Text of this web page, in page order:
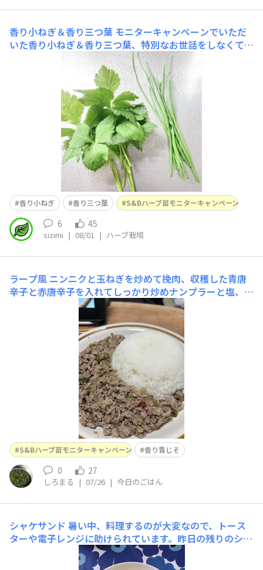
香り小ねぎ＆香り三つ葉 モニターキャンペーンでいただ
いた香り小ねぎ＆香り三つ葉、特別なお世話をしなくても
元気に伸びてくれました！✨ハサミでチョキチョキと収穫
し、小ネギは料理の彩りにパラっとちらして日々のメニュ
ーで大活躍！簡単メニューでも緑が少し乗るだけで見栄え
が良くなり助かります。三つ葉はおひたしにしていただき
ました。しっ
香り小ねぎ 香り三つ葉 S&Bハーブ苗モニターキャンペーン
6 45
sizimi | 08/01 | ハーブ栽培
ラープ風 ニンニクと玉ねぎを炒めて挽肉、収穫した青唐
辛子と赤唐辛子を入れてしっかり炒めナンプラーと塩、ブ
ラックペッパーで味を整えレモン汁をいい感じに大葉を最
後に混ぜて完成バジルがなかったので代わりに大葉で香り
要素をライムも収穫にはまだ小さかったので冷凍していた
レモン汁を爽やか美味しくできました✌️✌️✌️✌️
S&Bハーブ苗モニターキャンペーン 香り青じそ
0 27
しろまる | 07/26 | 今日のごはん
シャケサンド 暑い中、料理するのが大変なので、トース
ターや電子レンジに助けられています。昨日の残りのシャ
ケにタマネギとマヨネーズで和えたものをパンにのせて焼
きました。最後に香り青じそを刻んでのせました。ブラッ